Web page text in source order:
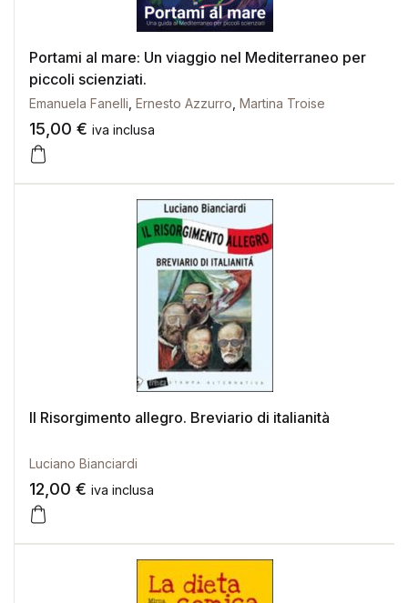
Portami al mare: Un viaggio nel Mediterraneo per
piccoli scienziati.
Emanuela Fanelli Ernesto Azzurro Martina Troise
15,00 € iva inclusa
Il Risorgimento allegro. Breviario di italianità
Luciano Bianciardi
12,00 € iva inclusa